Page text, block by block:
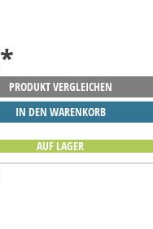
*
PRODUKT VERGLEICHEN
IN DEN WARENKORB
AUF LAGER